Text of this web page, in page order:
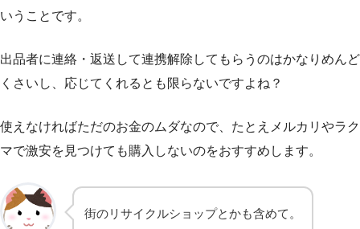
いうことです。
出品者に連絡・返送して連携解除してもらうのはかなりめんど
くさいし、応じてくれるとも限らないですよね？
使えなければただのお金のムダなので、たとえメルカリやラク
マで激安を見つけても購入しないのをおすすめします。
街のリサイクルショップとかも含めて。